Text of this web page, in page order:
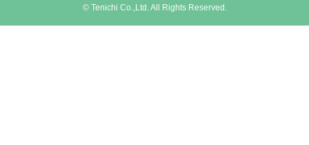
© Tenichi Co.,Ltd. All Rights Reserved.